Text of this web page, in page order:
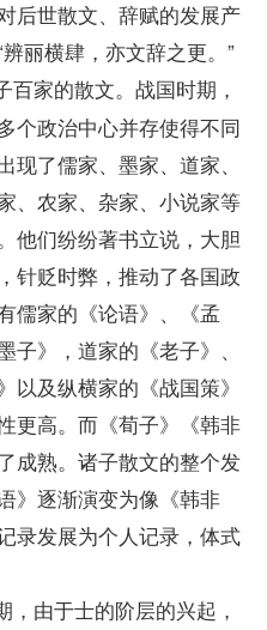
后世散文、辞赋的发展产
丽横肆，亦文辞之更。”
家的散文。战国时期，
个政治中心并存使得不同
了儒家、墨家、道家、
、农家、杂家、小说家等
他们纷纷著书立说，大胆
针贬时弊，推动了各国政
儒家的《论语》、《孟
》，道家的《老子》、
以及纵横家的《战国策》
更高。而《荀子》《韩非
成熟。诸子散文的整个发
》逐渐演变为像《韩非
录发展为个人记录，体式
由于士的阶层的兴起，